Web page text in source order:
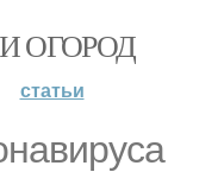
ОГОРОД
статьи